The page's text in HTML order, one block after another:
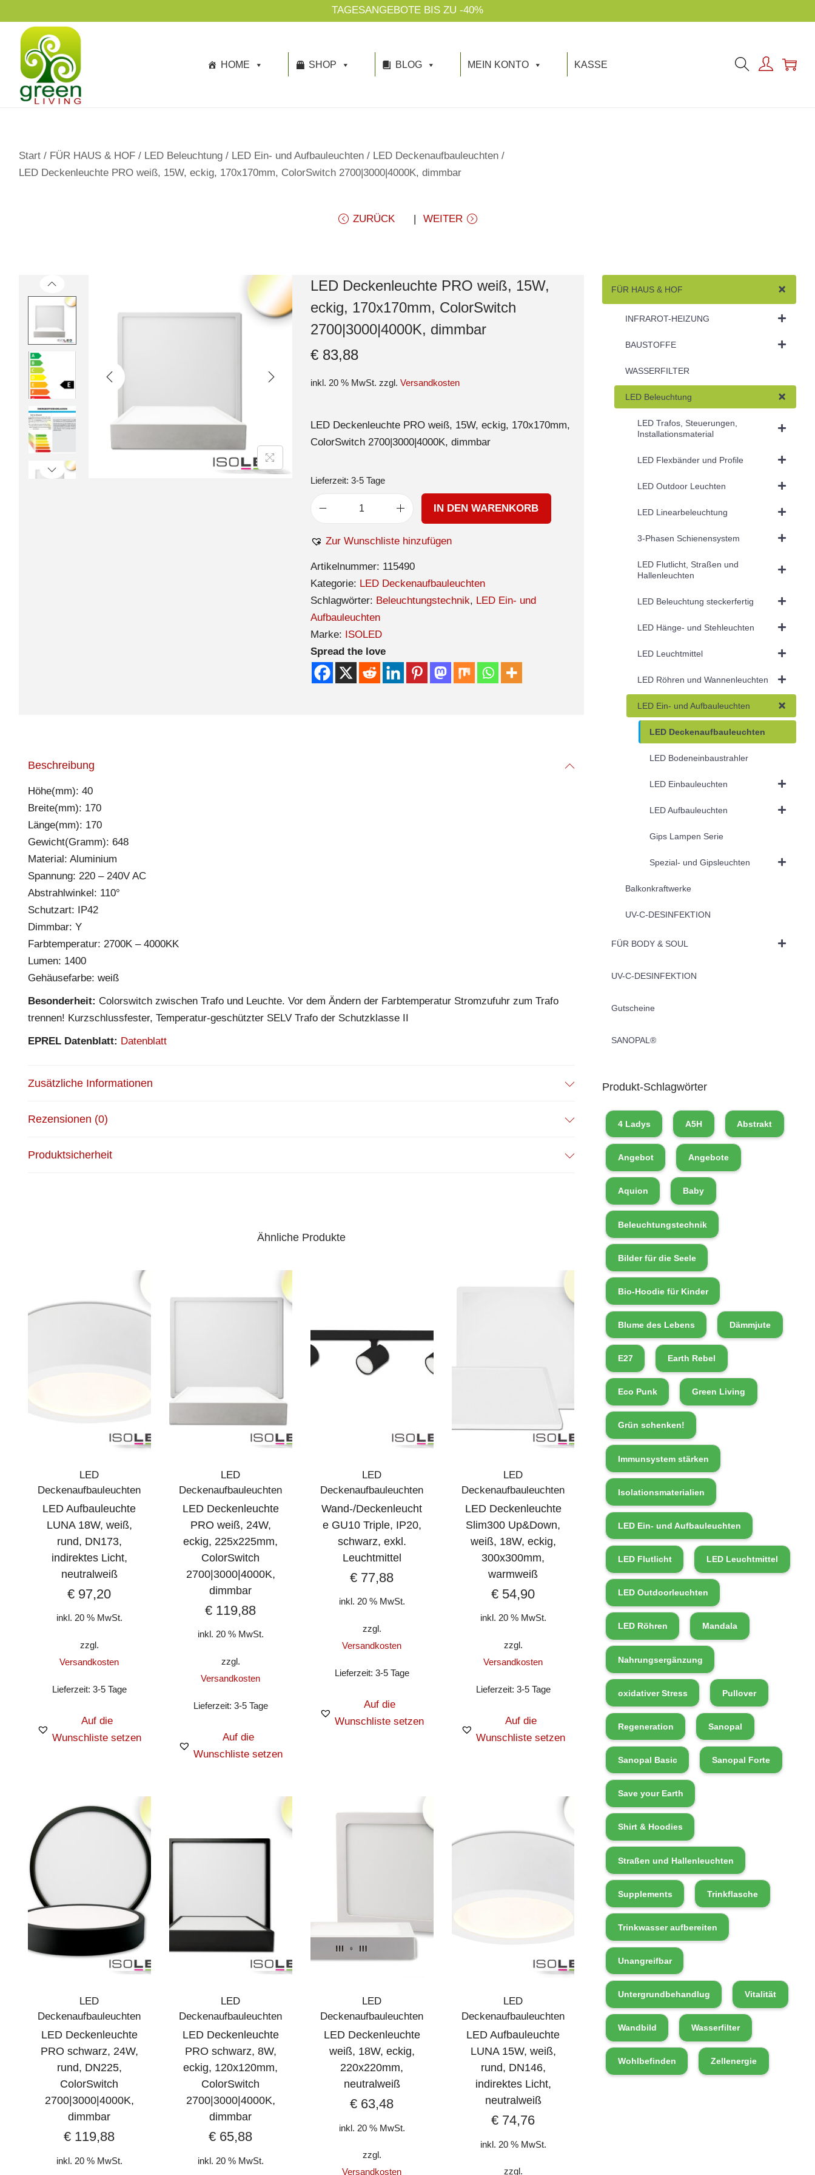
p
TAGESANGEBOTE BIS ZU -40%
HOME SHOP BLOG MEIN KONTO KASSE
Start / FÜR HAUS & HOF / LED Beleuchtung / LED Ein- und Aufbauleuchten / LED Deckenaufbauleuchten /
LED Deckenleuchte PRO weiß, 15W, eckig, 170x170mm, ColorSwitch 2700|3000|4000K, dimmbar
ZURÜCK WEITER
LED Deckenleuchte PRO weiß, 15W,
eckig, 170x170mm, ColorSwitch
2700|3000|4000K, dimmbar
€83,88
inkl. 20 % MwSt. zzgl. Versandkosten
LED Deckenleuchte PRO weiß, 15W, eckig, 170x170mm,
ColorSwitch 2700|3000|4000K, dimmbar
Lieferzeit: 3-5 Tage
IN DEN WARENKORB
Zur Wunschliste hinzufügen
Artikelnummer: 115490
Kategorie: LED Deckenaufbauleuchten
Schlagwörter: Beleuchtungstechnik, LED Ein- und
Aufbauleuchten
Marke: ISOLED
Spread the love
Beschreibung
Höhe(mm): 40
Breite(mm): 170
Länge(mm): 170
Gewicht(Gramm): 648
Material: Aluminium
Spannung: 220 – 240V AC
Abstrahlwinkel: 110°
Schutzart: IP42
Dimmbar: Y
Farbtemperatur: 2700K – 4000KK
Lumen: 1400
Gehäusefarbe: weiß
Besonderheit: Colorswitch zwischen Trafo und Leuchte. Vor dem Ändern der Farbtemperatur Stromzufuhr zum Trafo
trennen! Kurzschlussfester, Temperatur-geschützter SELV Trafo der Schutzklasse II
EPREL Datenblatt: Datenblatt
Zusätzliche Informationen
Rezensionen (0)
Produktsicherheit
Ähnliche Produkte
LED
Deckenaufbauleuchten
LED Aufbauleuchte
LUNA 18W, weiß,
rund, DN173,
indirektes Licht,
neutralweiß
€ 97,20
inkl. 20 % MwSt.
zzgl.
Versandkosten
Lieferzeit: 3-5 Tage
Auf die
Wunschliste setzen
LED
Deckenaufbauleuchten
LED Deckenleuchte
PRO weiß, 24W,
eckig, 225x225mm,
ColorSwitch
2700|3000|4000K,
dimmbar
€ 119,88
inkl. 20 % MwSt.
zzgl.
Versandkosten
Lieferzeit: 3-5 Tage
Auf die
Wunschliste setzen
LED
Deckenaufbauleuchten
Wand-/Deckenleucht
e GU10 Triple, IP20,
schwarz, exkl.
Leuchtmittel
€ 77,88
inkl. 20 % MwSt.
zzgl.
Versandkosten
Lieferzeit: 3-5 Tage
Auf die
Wunschliste setzen
LED
Deckenaufbauleuchten
LED Deckenleuchte
Slim300 Up&Down,
weiß, 18W, eckig,
300x300mm,
warmweiß
€ 54,90
inkl. 20 % MwSt.
zzgl.
Versandkosten
Lieferzeit: 3-5 Tage
Auf die
Wunschliste setzen
LED
Deckenaufbauleuchten
LED Deckenleuchte
PRO schwarz, 24W,
rund, DN225,
ColorSwitch
2700|3000|4000K,
dimmbar
€ 119,88
inkl. 20 % MwSt.
LED
Deckenaufbauleuchten
LED Deckenleuchte
PRO schwarz, 8W,
eckig, 120x120mm,
ColorSwitch
2700|3000|4000K,
dimmbar
€ 65,88
inkl. 20 % MwSt.
LED
Deckenaufbauleuchten
LED Deckenleuchte
weiß, 18W, eckig,
220x220mm,
neutralweiß
€ 63,48
inkl. 20 % MwSt.
zzgl.
Versandkosten
LED
Deckenaufbauleuchten
LED Aufbauleuchte
LUNA 15W, weiß,
rund, DN146,
indirektes Licht,
neutralweiß
€ 74,76
inkl. 20 % MwSt.
zzgl.
FÜR HAUS & HOF
INFRAROT-HEIZUNG
BAUSTOFFE
WASSERFILTER
LED Beleuchtung
LED Trafos, Steuerungen,
Installationsmaterial
LED Flexbänder und Profile
LED Outdoor Leuchten
LED Linearbeleuchtung
3-Phasen Schienensystem
LED Flutlicht, Straßen und
Hallenleuchten
LED Beleuchtung steckerfertig
LED Hänge- und Stehleuchten
LED Leuchtmittel
LED Röhren und Wannenleuchten
LED Ein- und Aufbauleuchten
LED Deckenaufbauleuchten
LED Bodeneinbaustrahler
LED Einbauleuchten
LED Aufbauleuchten
Gips Lampen Serie
Spezial- und Gipsleuchten
Balkonkraftwerke
UV-C-DESINFEKTION
FÜR BODY & SOUL
UV-C-DESINFEKTION
Gutscheine
SANOPAL®
Produkt-Schlagwörter
4 Ladys A5H Abstrakt
Angebot Angebote
Aquion Baby
Beleuchtungstechnik
Bilder für die Seele
Bio-Hoodie für Kinder
Blume des Lebens Dämmjute
E27 Earth Rebel
Eco Punk Green Living
Grün schenken!
Immunsystem stärken
Isolationsmaterialien
LED Ein- und Aufbauleuchten
LED Flutlicht LED Leuchtmittel
LED Outdoorleuchten
LED Röhren Mandala
Nahrungsergänzung
oxidativer Stress Pullover
Regeneration Sanopal
Sanopal Basic Sanopal Forte
Save your Earth
Shirt & Hoodies
Straßen und Hallenleuchten
Supplements Trinkflasche
Trinkwasser aufbereiten
Unangreifbar
Untergrundbehandlug Vitalität
Wandbild Wasserfilter
Wohlbefinden Zellenergie